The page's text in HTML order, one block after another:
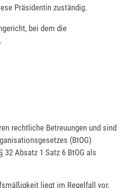
Präsidentin zuständig.
bei dem die
rechtliche Betreuungen und sind
(BtOG)
Absatz 1 Satz 6 BtOG als
liegt im Regelfall vor,